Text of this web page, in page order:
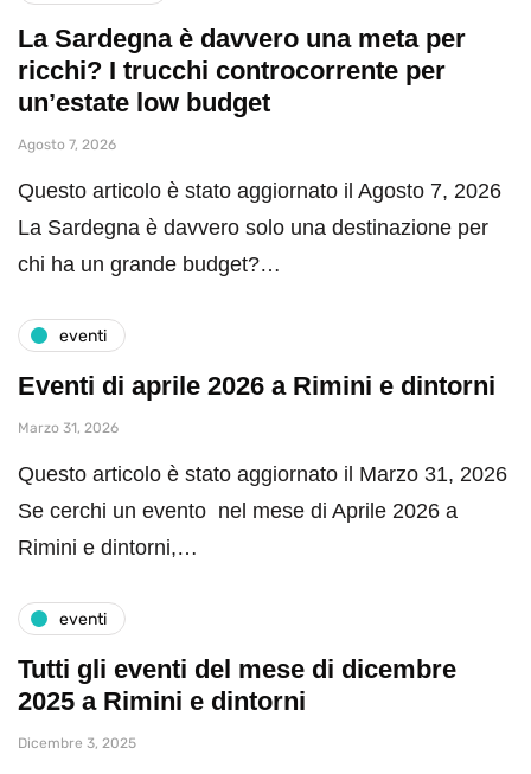
La Sardegna è davvero una meta per
ricchi? I trucchi controcorrente per
un’estate low budget
Agosto 7, 2026
Questo articolo è stato aggiornato il Agosto 7, 2026
La Sardegna è davvero solo una destinazione per
chi ha un grande budget?…
eventi
Eventi di aprile 2026 a Rimini e dintorni
Marzo 31, 2026
Questo articolo è stato aggiornato il Marzo 31, 2026
Se cerchi un evento nel mese di Aprile 2026 a
Rimini e dintorni,…
eventi
Tutti gli eventi del mese di dicembre
2025 a Rimini e dintorni
Dicembre 3, 2025